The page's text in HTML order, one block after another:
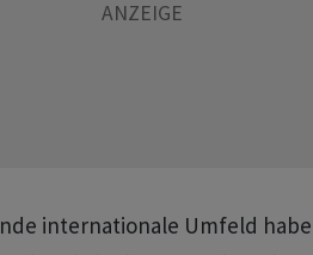
internationale Umfeld